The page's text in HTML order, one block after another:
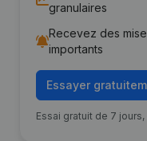
granulaires
Recevez des
importants
Essayer
Essai gratuit de 7